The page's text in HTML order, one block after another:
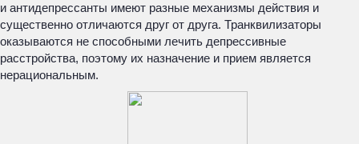
и антидепрессанты имеют разные механизмы действия и
существенно отличаются друг от друга. Транквилизаторы
оказываются не способными лечить депрессивные
расстройства, поэтому их назначение и прием является
нерациональным.